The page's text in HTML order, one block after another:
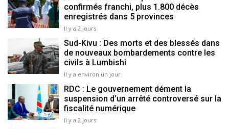
confirmés franchi, plus 1.800 décès
enregistrés dans 5 provinces
Il y a 2 jours
Sud-Kivu : Des morts et des blessés dans
de nouveaux bombardements contre les
civils à Lumbishi
Il y a environ un jour
RDC : Le gouvernement dément la
suspension d’un arrêté controversé sur la
fiscalité numérique
Il y a 2 jours